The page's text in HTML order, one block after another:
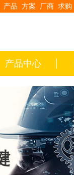
产品 方案 厂商 求购
产品中心